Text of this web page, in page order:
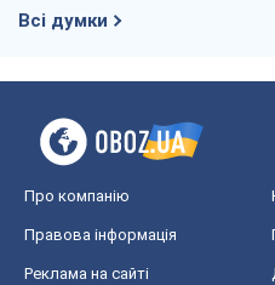
Всі думки
Про компанію
Правова інформація
Реклама на сайті